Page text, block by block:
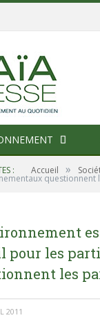
: Accueil »
questionnent
pour les
les
2011